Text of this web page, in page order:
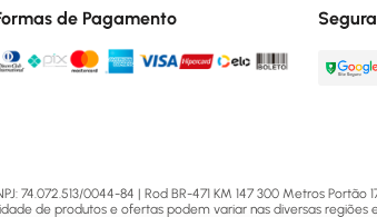
de Pagamento
74.072.513/0044-84 | Rod BR-471 KM 147 300 Metros
de produtos e ofertas podem variar nas diversas